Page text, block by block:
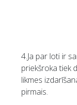
4.Ja par loti ir
priekšroka tiek
likmes
pirmais.